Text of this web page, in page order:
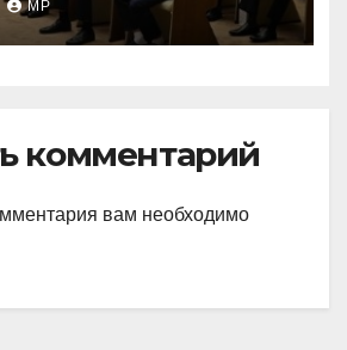
MP
комментарий
вам необходимо